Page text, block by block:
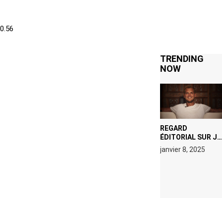
TRENDING
NOW
REGARD
ÉDITORIAL SUR JE
M’APPELLE TIM
(NETFLIX) : AVICII,
janvier 8, 2025